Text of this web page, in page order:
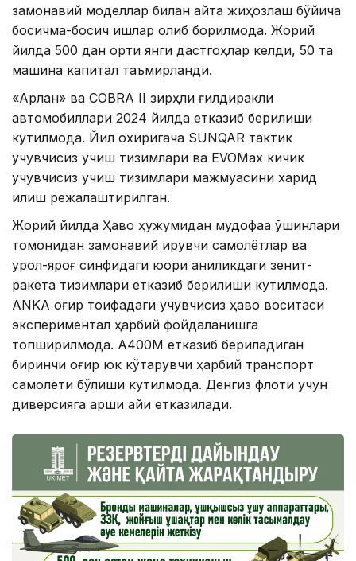
замонавий моделлар билан қайта жиҳозлаш бўйича
босқичма-босқич ишлар олиб борилмоқда. Жорий
йилда 500 дан ортиқ янги дастгоҳлар келди, 50 та
машина капитал таъмирланди.
«Арлан» ва COBRA II зирҳли ғилдиракли
автомобиллари 2024 йилда етказиб берилиши
кутилмоқда. Йил охиригача SUNQAR тактик
учувчисиз учиш тизимлари ва EVOMax кичик
учувчисиз учиш тизимлари мажмуасини харид
қилиш режалаштирилган.
Жорий йилда Ҳаво ҳужумидан мудофаа қўшинлари
томонидан замонавий қирувчи самолётлар ва
қурол-яроғ синфидаги юқори аниқликдаги зенит-
ракета тизимлари етказиб берилиши кутилмоқда.
ANKA оғир тоифадаги учувчисиз ҳаво воситаси
экспериментал ҳарбий фойдаланишга
топширилмоқда. А400М етказиб бериладиган
биринчи оғир юк кўтарувчи ҳарбий транспорт
самолёти бўлиши кутилмоқда. Денгиз флоти учун
диверсияга қарши қайиқ етказилади.